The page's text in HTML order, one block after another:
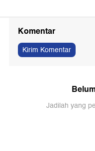
Komentar
Kirim Komentar
Jadilah yang